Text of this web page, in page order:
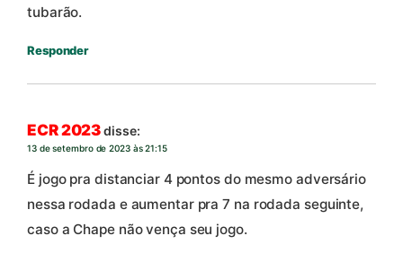
tubarão.
Responder
ECR 2023disse:
13 de setembro de 2023 às 21:15
É jogo pra distanciar 4 pontos do mesmo adversário
nessa rodada e aumentar pra 7 na rodada seguinte,
caso a Chape não vença seu jogo.